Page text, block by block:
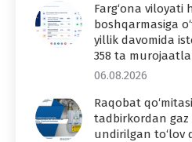
Farg‘ona viloyati
boshqarmasiga
yillik davomida
358 ta
06.08.2026
Raqobat
tadbirkordan gaz
undirilgan to‘lov